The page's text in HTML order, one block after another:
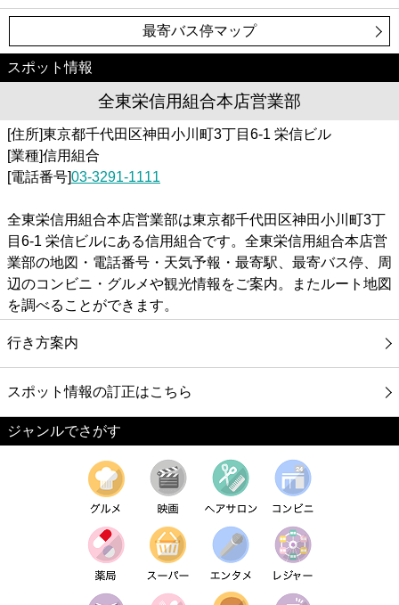
最寄バス停マップ
スポット情報
全東栄信用組合本店営業部
[住所]東京都千代田区神田小川町3丁目6-1 栄信ビル
[業種]信用組合
[電話番号]03-3291-1111
全東栄信用組合本店営業部は東京都千代田区神田小川町3丁
目6-1 栄信ビルにある信用組合です。全東栄信用組合本店営
業部の地図・電話番号・天気予報・最寄駅、最寄バス停、周
辺のコンビニ・グルメや観光情報をご案内。またルート地図
を調べることができます。
行き方案内
スポット情報の訂正はこちら
ジャンルでさがす